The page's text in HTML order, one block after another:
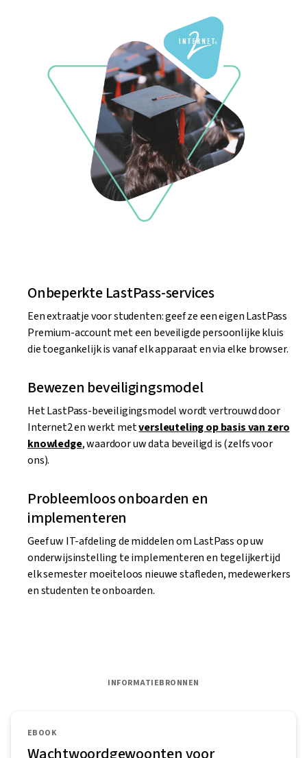
Onbeperkte LastPass-services
Een extraatje voor studenten: geef ze een eigen LastPass
Premium-account met een beveiligde persoonlijke kluis
die toegankelijk is vanaf elk apparaat en via elke browser.
Bewezen beveiligingsmodel
Het LastPass-beveiligingsmodel wordt vertrouwd door
Internet2 en werkt metversleuteling op basis van zero
knowledge, waardoor uw data beveiligd is (zelfs voor
ons).
Probleemloos onboarden en
implementeren
Geef uw IT-afdeling de middelen om LastPass op uw
onderwijsinstelling te implementeren en tegelijkertijd
elk semester moeiteloos nieuwe stafleden, medewerkers
en studenten te onboarden.
INFORMATIEBRONNEN
EBOOK